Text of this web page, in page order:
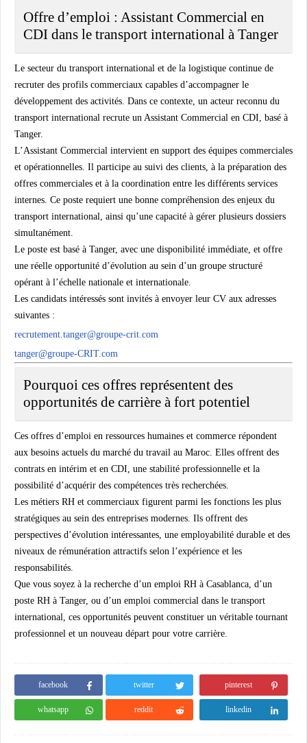
Offre d’emploi : Assistant Commercial en
CDI dans le transport international à Tanger
Le secteur du transport international et de la logistique continue de
recruter des profils commerciaux capables d’accompagner le
développement des activités. Dans ce contexte, un acteur reconnu du
transport international recrute un Assistant Commercial en CDI , basé à
Tanger.
L’Assistant Commercial intervient en support des équipes commerciales
et opérationnelles. Il participe au suivi des clients, à la préparation des
offres commerciales et à la coordination entre les différents services
internes. Ce poste requiert une bonne compréhension des enjeux du
transport international, ainsi qu’une capacité à gérer plusieurs dossiers
simultanément.
Le poste est basé à Tanger, avec une disponibilité immédiate , et offre
une réelle opportunité d’évolution au sein d’un groupe structuré
opérant à l’échelle nationale et internationale.
Les candidats intéressés sont invités à envoyer leur CV aux adresses
suivantes :
recrutement.tanger@groupe-crit.com
tanger@groupe-CRIT.com
Pourquoi ces offres représentent des
opportunités de carrière à fort potentiel
Ces offres d’emploi en ressources humaines et commerce répondent
aux besoins actuels du marché du travail au Maroc. Elles offrent des
contrats en intérim et en CDI, une stabilité professionnelle et la
possibilité d’acquérir des compétences très recherchées.
Les métiers RH et commerciaux figurent parmi les fonctions les plus
stratégiques au sein des entreprises modernes. Ils offrent des
perspectives d’évolution intéressantes, une employabilité durable et des
niveaux de rémunération attractifs selon l’expérience et les
responsabilités.
Que vous soyez à la recherche d’un emploi RH à Casablanca , d’un
poste RH à Tanger, ou d’un emploi commercial dans le transport
international , ces opportunités peuvent constituer un véritable tournant
professionnel et un nouveau départ pour votre carrière.
facebook twitter pinterest
whatsapp reddit linkedin